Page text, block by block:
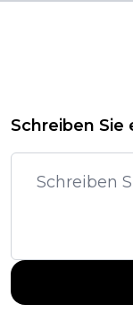
Schreiben